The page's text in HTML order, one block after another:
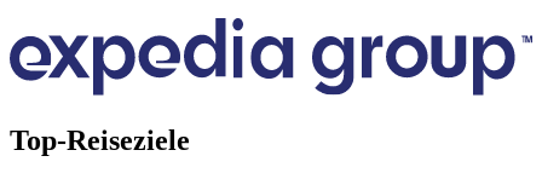
Top-Reiseziele